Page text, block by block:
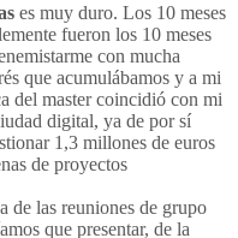
es muy duro. Los 10 meses
fueron los 10 meses
con mucha
que acumulábamos y a mi
del master coincidió con mi
digital, ya de por sí
1,3 millones de euros
de proyectos
de las reuniones de grupo
que presentar, de la